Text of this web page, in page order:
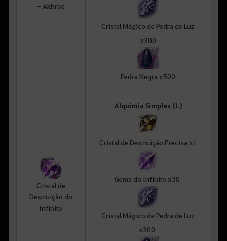
- Akhrad
Cristal Mágico de Pedra de Luz
x300
Pedra Negra x500
Cristal de
Destruição do
Infinito
Alquimia Simples (L)
Cristal de Destruição Precisa x1
Gema do Infinito x30
Cristal Mágico de Pedra de Luz
x300